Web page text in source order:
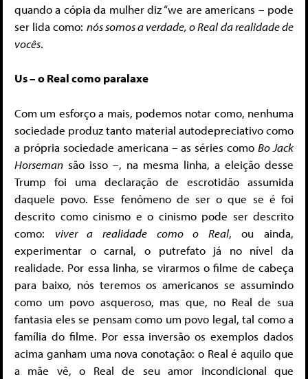
quando a cópia da mulher diz “we are americans – pode
ser lida como: nós somos a verdade, o Real da realidade de
vocês.
Us – o Real como paralaxe
Com um esforço a mais, podemos notar como, nenhuma
sociedade produz tanto material autodepreciativo como
a própria sociedade americana – as séries comoBo Jack
Horseman são isso –, na mesma linha, a eleição desse
Trump foi uma declaração de escrotidão assumida
daquele povo. Esse fenômeno de ser o que se é foi
descrito como cinismo e o cinismo pode ser descrito
como: viver a realidade como o Real, ou ainda,
experimentar o carnal, o putrefato já no nível da
realidade. Por essa linha, se virarmos o filme de cabeça
para baixo, nós teremos os americanos se assumindo
como um povo asqueroso, mas que, no Real de sua
fantasia eles se pensam como um povo legal, tal como a
família do filme. Por essa inversão os exemplos dados
acima ganham uma nova conotação: o Real é aquilo que
a mãe vê, o Real de seu amor incondicional que